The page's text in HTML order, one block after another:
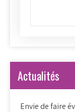
Actualités
Envie de faire